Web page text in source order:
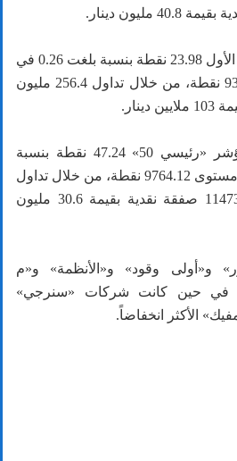
كما انخفض مؤشر السوق الأول 23.98 نقطة بنسبة بلغت 0.26 في
المئة ليبلغ مستوى 9300.95 نقطة، من خلال تداول 256.4 مليون
في موازاة ذلك ارتفع مؤشر «رئيسي 50» 47.24 نقطة بنسبة
بلغت 0.49 في المئة ليبلغ مستوى 9764.12 نقطة، من خلال تداول
205.2 مليون سهم عبر 11473 صفقة نقدية بقيمة 30.6 مليون
و«أولى وقود» و«الأنظمة» و«م
في حين كانت شركات «سنرجي»
الأكثر انخفاضاً.